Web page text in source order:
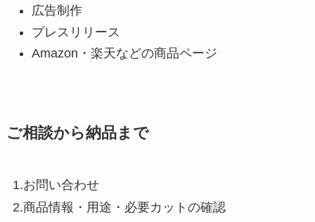
広告制作
プレスリリース
Amazon・楽天などの商品ページ
ご相談から納品まで
1.お問い合わせ
2.商品情報・用途・必要カットの確認